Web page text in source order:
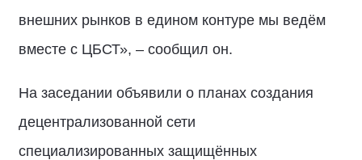
внешних рынков в едином контуре мы ведём
вместе с ЦБСТ», – сообщил он.
На заседании объявили о планах создания
децентрализованной сети
специализированных защищённых